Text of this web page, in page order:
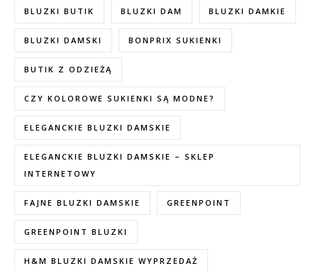
BLUZKI BUTIK BLUZKI DAM BLUZKI DAMKIE
BLUZKI DAMSKI BONPRIX SUKIENKI
BUTIK Z ODZIEŻĄ
CZY KOLOROWE SUKIENKI SĄ MODNE?
ELEGANCKIE BLUZKI DAMSKIE
ELEGANCKIE BLUZKI DAMSKIE – SKLEP
INTERNETOWY
FAJNE BLUZKI DAMSKIE GREENPOINT
GREENPOINT BLUZKI
H&M BLUZKI DAMSKIE WYPRZEDAŻ